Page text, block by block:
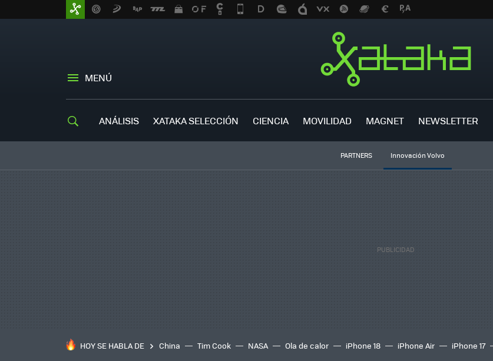
MENÚ
ANÁLISIS XATAKA SELECCIÓN CIENCIA MOVILIDAD MAGNET NEWSLETTER
PARTNERS Innovación Volvo
HOY SE HABLA DE China Tim Cook NASA Ola de calor iPhone 18 iPhone Air iPhone 17